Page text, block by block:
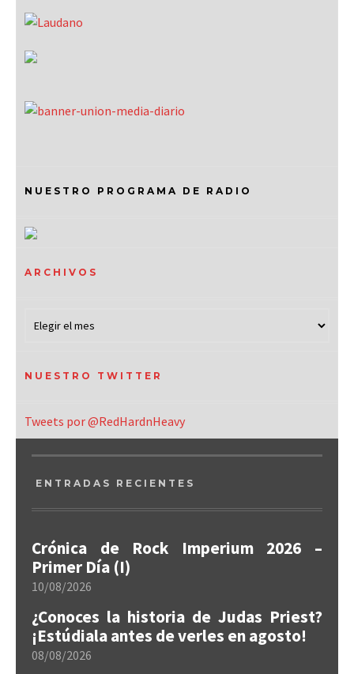
NUESTRO PROGRAMA DE RADIO
ARCHIVOS
NUESTRO TWITTER
Tweets por @RedHardnHeavy
ENTRADAS RECIENTES
Crónica de Rock Imperium 2026 –
Primer Día (I)
10/08/2026
¿Conoces la historia de Judas Priest?
¡Estúdiala antes de verles en agosto!
08/08/2026